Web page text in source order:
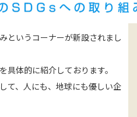
というコーナーが新設されまし
具体的に紹介しております。
て、人にも、地球にも優しい企